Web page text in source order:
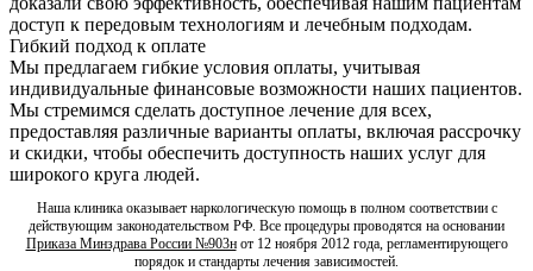
доступ к передовым технологиям и лечебным подходам.
Гибкий подход к оплате
Мы предлагаем гибкие условия оплаты, учитывая
индивидуальные финансовые возможности наших пациентов.
Мы стремимся сделать доступное лечение для всех,
предоставляя различные варианты оплаты, включая рассрочку
и скидки, чтобы обеспечить доступность наших услуг для
широкого круга людей.
Наша клиника оказывает наркологическую помощь в полном соответствии с
действующим законодательством РФ. Все процедуры проводятся на основании
Приказа Минздрава России №903нот 12 ноября 2012 года, регламентирующего
порядок и стандарты лечения зависимостей.